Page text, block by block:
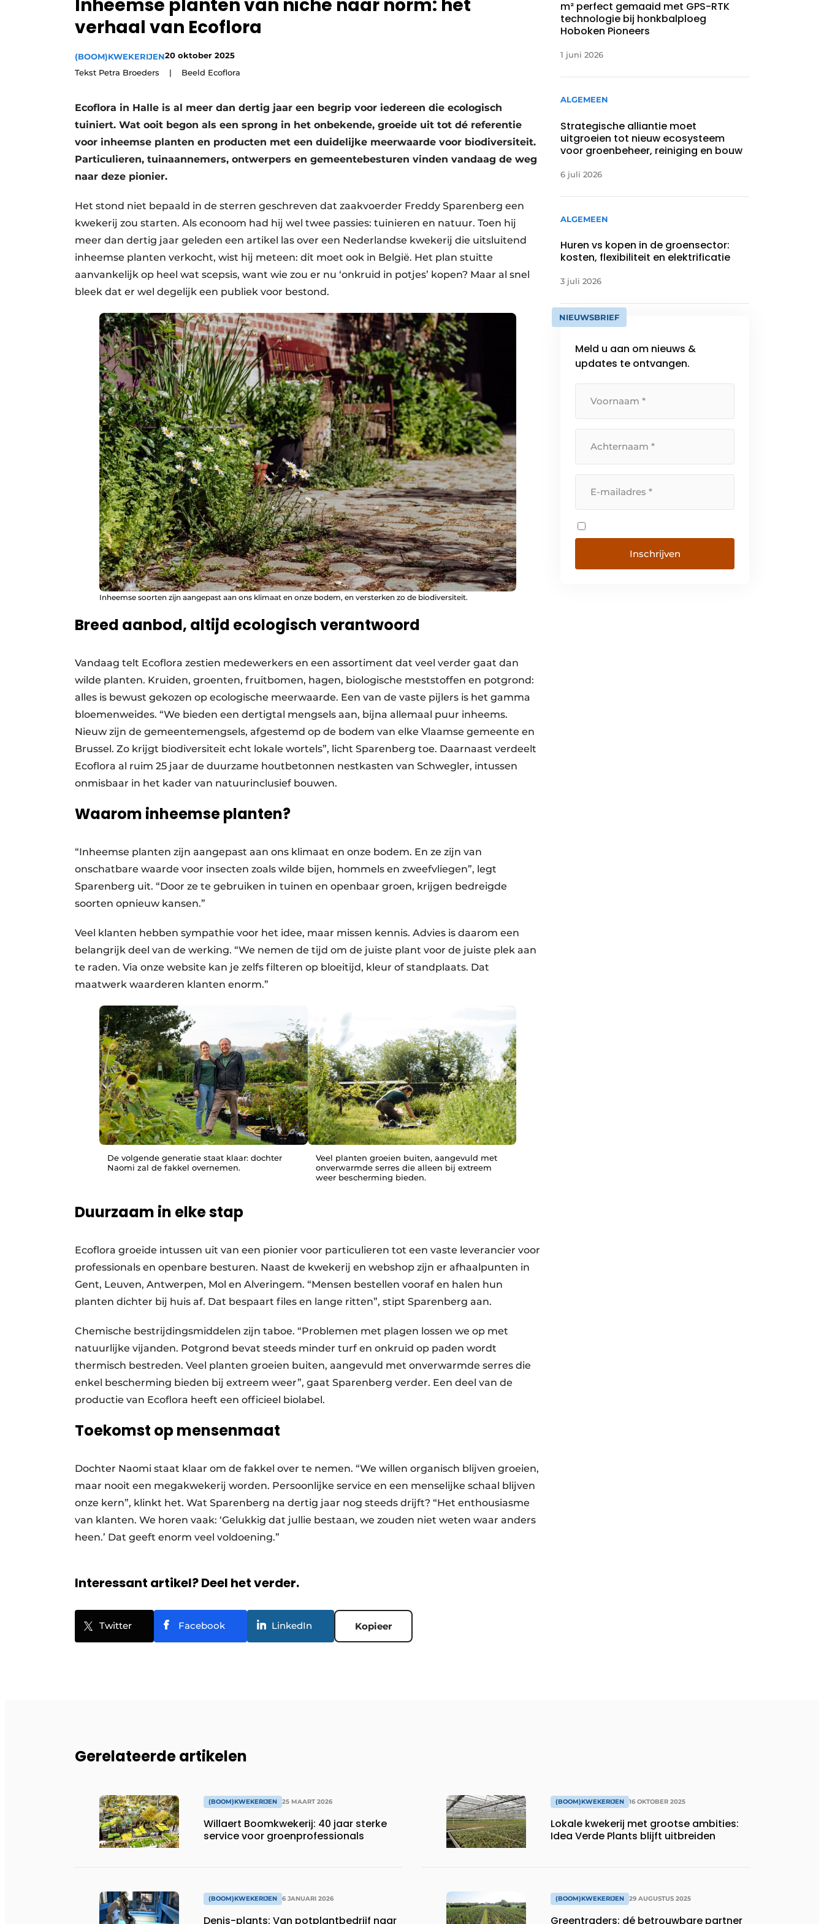
Vacature aanmelden
Video’s
Inheemse planten van niche naar norm: het
verhaal van Ecoflora
(BOOM)KWEKERIJEN20 oktober 2025
Tekst Petra Broeders | Beeld Ecoflora
Ecoflora in Halle is al meer dan dertig jaar een begrip voor iedereen die ecologisch
tuiniert. Wat ooit begon als een sprong in het onbekende, groeide uit tot dé referentie
voor inheemse planten en producten met een duidelijke meerwaarde voor biodiversiteit.
Particulieren, tuinaannemers, ontwerpers en gemeentebesturen vinden vandaag de weg
naar deze pionier.
Het stond niet bepaald in de sterren geschreven dat zaakvoerder Freddy Sparenberg een
kwekerij zou starten. Als econoom had hij wel twee passies: tuinieren en natuur. Toen hij
meer dan dertig jaar geleden een artikel las over een Nederlandse kwekerij die uitsluitend
inheemse planten verkocht, wist hij meteen: dit moet ook in België. Het plan stuitte
aanvankelijk op heel wat scepsis, want wie zou er nu ‘onkruid in potjes’ kopen? Maar al snel
bleek dat er wel degelijk een publiek voor bestond.
Inheemse soorten zijn aangepast aan ons klimaat en onze bodem, en versterken zo de biodiversiteit.
Breed aanbod, altijd ecologisch verantwoord
Vandaag telt Ecoflora zestien medewerkers en een assortiment dat veel verder gaat dan
wilde planten. Kruiden, groenten, fruitbomen, hagen, biologische meststoffen en potgrond:
alles is bewust gekozen op ecologische meerwaarde. Een van de vaste pijlers is het gamma
bloemenweides. “We bieden een dertigtal mengsels aan, bijna allemaal puur inheems.
Nieuw zijn de gemeentemengsels, afgestemd op de bodem van elke Vlaamse gemeente en
Brussel. Zo krijgt biodiversiteit echt lokale wortels”, licht Sparenberg toe. Daarnaast verdeelt
Ecoflora al ruim 25 jaar de duurzame houtbetonnen nestkasten van Schwegler, intussen
onmisbaar in het kader van natuurinclusief bouwen.
Waarom inheemse planten?
“Inheemse planten zijn aangepast aan ons klimaat en onze bodem. En ze zijn van
onschatbare waarde voor insecten zoals wilde bijen, hommels en zweefvliegen”, legt
Sparenberg uit. “Door ze te gebruiken in tuinen en openbaar groen, krijgen bedreigde
soorten opnieuw kansen.”
Veel klanten hebben sympathie voor het idee, maar missen kennis. Advies is daarom een
belangrijk deel van de werking. “We nemen de tijd om de juiste plant voor de juiste plek aan
te raden. Via onze website kan je zelfs filteren op bloeitijd, kleur of standplaats. Dat
maatwerk waarderen klanten enorm.”
De volgende generatie staat klaar: dochter
Naomi zal de fakkel overnemen.
Veel planten groeien buiten, aangevuld met
onverwarmde serres die alleen bij extreem
weer bescherming bieden.
Duurzaam in elke stap
Ecoflora groeide intussen uit van een pionier voor particulieren tot een vaste leverancier voor
professionals en openbare besturen. Naast de kwekerij en webshop zijn er afhaalpunten in
Gent, Leuven, Antwerpen, Mol en Alveringem. “Mensen bestellen vooraf en halen hun
planten dichter bij huis af. Dat bespaart files en lange ritten”, stipt Sparenberg aan.
Chemische bestrijdingsmiddelen zijn taboe. “Problemen met plagen lossen we op met
natuurlijke vijanden. Potgrond bevat steeds minder turf en onkruid op paden wordt
thermisch bestreden. Veel planten groeien buiten, aangevuld met onverwarmde serres die
enkel bescherming bieden bij extreem weer”, gaat Sparenberg verder. Een deel van de
productie van Ecoflora heeft een officieel biolabel.
Toekomst op mensenmaat
Dochter Naomi staat klaar om de fakkel over te nemen. “We willen organisch blijven groeien,
maar nooit een megakwekerij worden. Persoonlijke service en een menselijke schaal blijven
onze kern”, klinkt het. Wat Sparenberg na dertig jaar nog steeds drijft? “Het enthousiasme
van klanten. We horen vaak: ‘Gelukkig dat jullie bestaan, we zouden niet weten waar anders
heen.’ Dat geeft enorm veel voldoening.”
Interessant artikel? Deel het verder.
Twitter Facebook LinkedIn Kopieer
m² perfect gemaaid met GPS-RTK
technologie bij honkbalploeg
Hoboken Pioneers
1 juni 2026
ALGEMEEN
Strategische alliantie moet
uitgroeien tot nieuw ecosysteem
voor groenbeheer, reiniging en bouw
6 juli 2026
ALGEMEEN
Huren vs kopen in de groensector:
kosten, flexibiliteit en elektrificatie
3 juli 2026
NIEUWSBRIEF
Meld u aan om nieuws &
updates te ontvangen.
Gerelateerde artikelen
(BOOM)KWEKERIJEN 25 MAART 2026
Willaert Boomkwekerij: 40 jaar sterke
service voor groenprofessionals
(BOOM)KWEKERIJEN 6 JANUARI 2026
Denis-plants: Van potplantbedrijf naar
(BOOM)KWEKERIJEN 16 OKTOBER 2025
Lokale kwekerij met grootse ambities:
Idea Verde Plants blijft uitbreiden
(BOOM)KWEKERIJEN 29 AUGUSTUS 2025
Greentraders: dé betrouwbare partner